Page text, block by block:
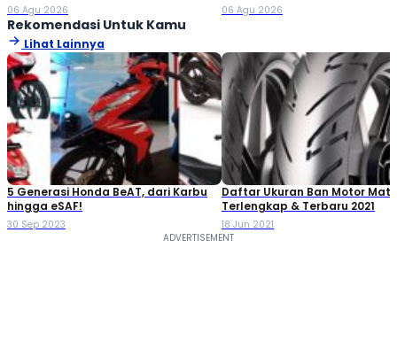
2026
06 Agu 2026
Rp80 Juta!
06 Agu 2026
Rekomendasi Untuk Kamu
Lihat Lainnya
5 Generasi Honda BeAT, dari Karbu
hingga eSAF!
30 Sep 2023
Daftar Ukuran Ban Motor
Terlengkap & Terbaru 2021
18 Jun 2021